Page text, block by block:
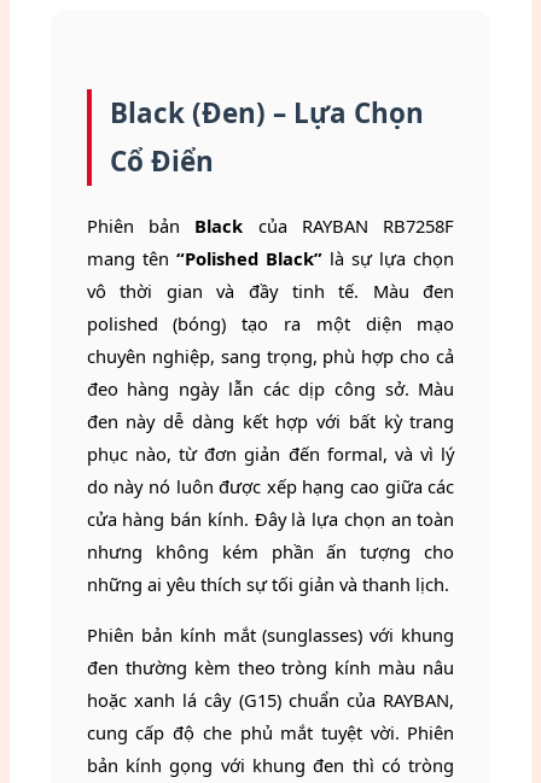
Black (Đen) – Lựa Chọn
Cổ Điển
Phiên bản Black của RAYBAN RB7258F
mang tên “Polished Black”là sự lựa chọn
vô thời gian và đầy tinh tế. Màu đen
polished (bóng) tạo ra một diện mạo
chuyên nghiệp, sang trọng, phù hợp cho cả
đeo hàng ngày lẫn các dịp công sở. Màu
đen này dễ dàng kết hợp với bất kỳ trang
phục nào, từ đơn giản đến formal, và vì lý
do này nó luôn được xếp hạng cao giữa các
cửa hàng bán kính. Đây là lựa chọn an toàn
nhưng không kém phần ấn tượng cho
những ai yêu thích sự tối giản và thanh lịch.
Phiên bản kính mắt (sunglasses) với khung
đen thường kèm theo tròng kính màu nâu
hoặc xanh lá cây (G15) chuẩn của RAYBAN,
cung cấp độ che phủ mắt tuyệt vời. Phiên
bản kính gọng với khung đen thì có tròng